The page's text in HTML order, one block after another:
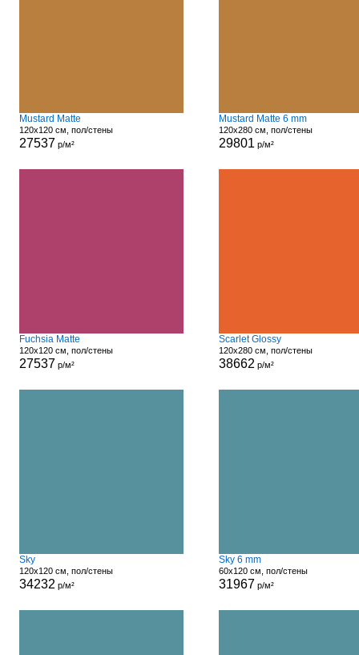
Mustard Matte
120x120 см, пол/стены
27537 р/м²
Mustard Matte 6 mm
120x280 см, пол/стены
29801 р/м²
Fuchsia Matte
120x120 см, пол/стены
27537 р/м²
Scarlet Glossy
120x280 см, пол/стены
38662 р/м²
Sky
120x120 см, пол/стены
34232 р/м²
Sky 6 mm
60x120 см, пол/стены
31967 р/м²